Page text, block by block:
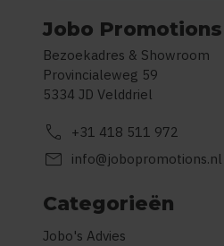
Jobo Promotions
Bezoekadres & Showroom
Provincialeweg 59
5334 JD Velddriel
call +31 418 511 972
mail info@jobopromotions.nl
Categorieën
Jobo's Advies